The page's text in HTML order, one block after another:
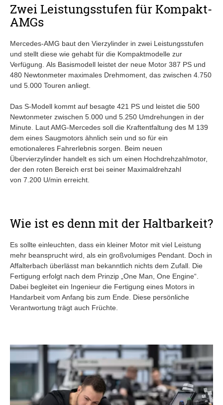
Zwei Leistungsstufen für Kompakt-
AMGs
Mercedes-AMG baut den Vierzylinder in zwei Leistungsstufen
und stellt diese wie gehabt für die Kompaktmodelle zur
Verfügung. Als Basismodell leistet der neue Motor 387 PS und
480 Newtonmeter maximales Drehmoment, das zwischen 4.750
und 5.000 Touren anliegt.
Das S-Modell kommt auf besagte 421 PS und leistet die 500
Newtonmeter zwischen 5.000 und 5.250 Umdrehungen in der
Minute. Laut AMG-Mercedes soll die Kraftentfaltung des M 139
dem eines Saugmotors ähnlich sein und so für ein
emotionaleres Fahrerlebnis sorgen. Beim neuen
Übervierzylinder handelt es sich um einen Hochdrehzahlmotor,
der den roten Bereich erst bei seiner Maximaldrehzahl
von 7.200 U/min erreicht.
Wie ist es denn mit der Haltbarkeit?
Es sollte einleuchten, dass ein kleiner Motor mit viel Leistung
mehr beansprucht wird, als ein großvolumiges Pendant. Doch in
Affalterbach überlässt man bekanntlich nichts dem Zufall. Die
Fertigung erfolgt nach dem Prinzip „One Man, One Engine“.
Dabei begleitet ein Ingenieur die Fertigung eines Motors in
Handarbeit vom Anfang bis zum Ende. Diese persönliche
Verantwortung trägt auch Früchte.